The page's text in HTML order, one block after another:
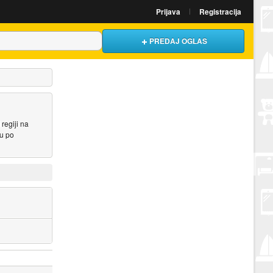
Prijava Registracija
PREDAJ OGLAS
na
po